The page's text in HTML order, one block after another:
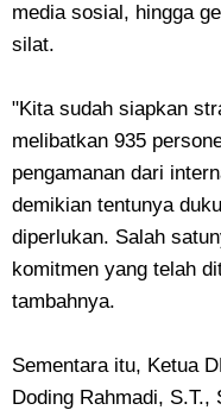
media sosial, hingga
silat.
"Kita sudah siapkan
melibatkan 935
pengamanan dari
demikian tentunya
diperlukan. Salah
komitmen yang telah
tambahnya.
Sementara itu, Ketua
Doding Rahmadi,